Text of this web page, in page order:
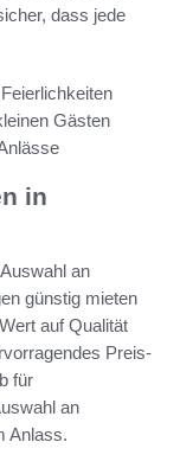
dass jede
Gästen
in
an
günstig mieten
auf Qualität
Preis-
für
an
Anlass.